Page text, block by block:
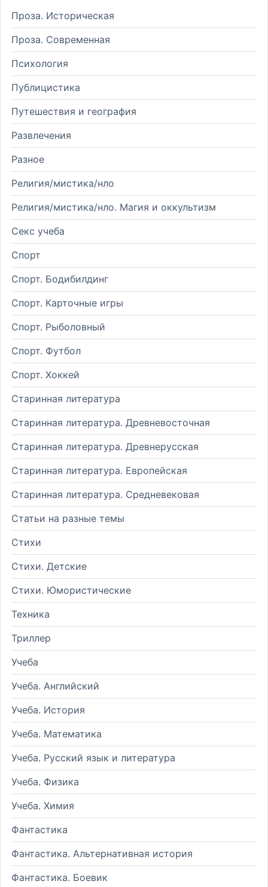
Проза. Историческая
Проза. Современная
Психология
Публицистика
Путешествия и география
Развлечения
Разное
Религия/мистика/нло
Религия/мистика/нло. Магия и оккультизм
Секс учеба
Спорт
Спорт. Бодибилдинг
Спорт. Карточные игры
Спорт. Рыболовный
Спорт. Футбол
Спорт. Хоккей
Старинная литература
Старинная литература. Древневосточная
Старинная литература. Древнерусская
Старинная литература. Европейская
Старинная литература. Средневековая
Статьи на разные темы
Стихи
Стихи. Детские
Стихи. Юмористические
Техника
Триллер
Учеба
Учеба. Английский
Учеба. История
Учеба. Математика
Учеба. Русский язык и литература
Учеба. Физика
Учеба. Химия
Фантастика
Фантастика. Альтернативная история
Фантастика. Боевик